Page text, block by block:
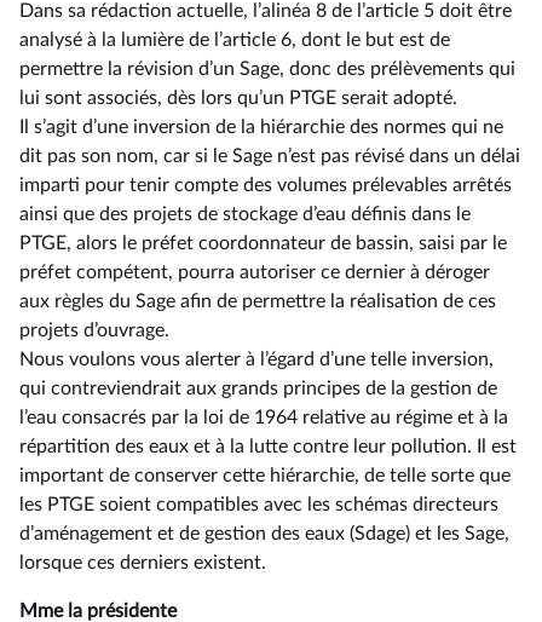
Dans sa rédaction actuelle, l’alinéa 8 de l’article 5 doit être
analysé à la lumière de l’article 6, dont le but est de
permettre la révision d’un Sage, donc des prélèvements qui
lui sont associés, dès lors qu’un PTGE serait adopté.
Il s’agit d’une inversion de la hiérarchie des normes qui ne
dit pas son nom, car si le Sage n’est pas révisé dans un délai
imparti pour tenir compte des volumes prélevables arrêtés
ainsi que des projets de stockage d’eau définis dans le
PTGE, alors le préfet coordonnateur de bassin, saisi par le
préfet compétent, pourra autoriser ce dernier à déroger
aux règles du Sage afin de permettre la réalisation de ces
projets d’ouvrage.
Nous voulons vous alerter à l’égard d’une telle inversion,
qui contreviendrait aux grands principes de la gestion de
l’eau consacrés par la loi de 1964 relative au régime et à la
répartition des eaux et à la lutte contre leur pollution. Il est
important de conserver cette hiérarchie, de telle sorte que
les PTGE soient compatibles avec les schémas directeurs
d’aménagement et de gestion des eaux (Sdage) et les Sage,
lorsque ces derniers existent.
Mme la présidente